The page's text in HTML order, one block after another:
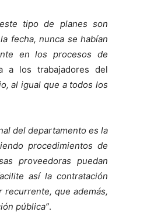
tipo de planes son
fecha, nunca se habían
en los procesos de
a los trabajadores del
al igual que a todos los
del departamento es la
procedimientos de
proveedoras puedan
así la contratación
que además,
pública”.